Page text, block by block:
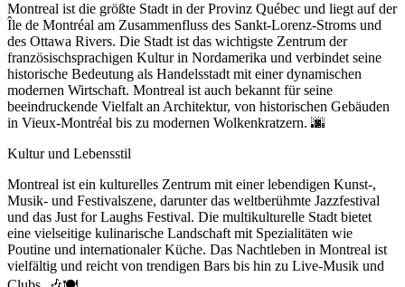
Montreal ist die größte Stadt in der Provinz Québec und liegt auf der
Île de Montréal am Zusammenfluss des Sankt-Lorenz-Stroms und
des Ottawa Rivers. Die Stadt ist das wichtigste Zentrum der
französischsprachigen Kultur in Nordamerika und verbindet seine
historische Bedeutung als Handelsstadt mit einer dynamischen
modernen Wirtschaft. Montreal ist auch bekannt für seine
beeindruckende Vielfalt an Architektur, von historischen Gebäuden
in Vieux-Montréal bis zu modernen Wolkenkratzern. 🌆
Kultur und Lebensstil
Montreal ist ein kulturelles Zentrum mit einer lebendigen Kunst-,
Musik- und Festivalszene, darunter das weltberühmte Jazzfestival
und das Just for Laughs Festival. Die multikulturelle Stadt bietet
eine vielseitige kulinarische Landschaft mit Spezialitäten wie
Poutine und internationaler Küche. Das Nachtleben in Montreal ist
vielfältig und reicht von trendigen Bars bis hin zu Live-Musik und